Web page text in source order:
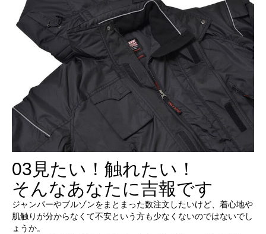
03 見たい！触れたい！
そんなあなたに吉報です
ジャンパーやブルゾンをまとまった数注文したいけど、着心地や
肌触りが分からなくて不安という方も少なくないのではないでし
ょうか。